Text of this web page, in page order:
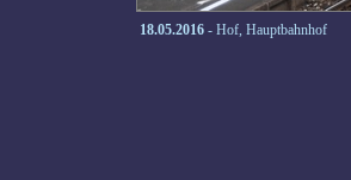
18.05.2016 - Hof, Hauptbahnhof